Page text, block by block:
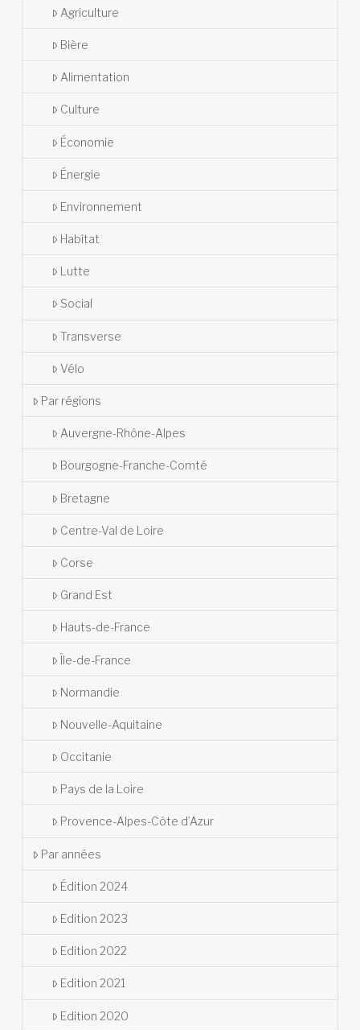
Agriculture
Bière
Alimentation
Culture
Économie
Énergie
Environnement
Habitat
Lutte
Social
Transverse
Vélo
Par régions
Auvergne-Rhône-Alpes
Bourgogne-Franche-Comté
Bretagne
Centre-Val de Loire
Corse
Grand Est
Hauts-de-France
Île-de-France
Normandie
Nouvelle-Aquitaine
Occitanie
Pays de la Loire
Provence-Alpes-Côte d’Azur
Par années
Édition 2024
Edition 2023
Edition 2022
Edition 2021
Edition 2020